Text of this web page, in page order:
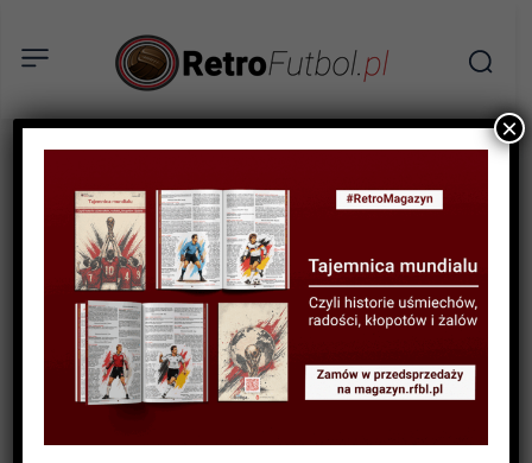
RETROFUTBOL EKSTRA
Gallagherowie, Oasis i
Manchester City
×